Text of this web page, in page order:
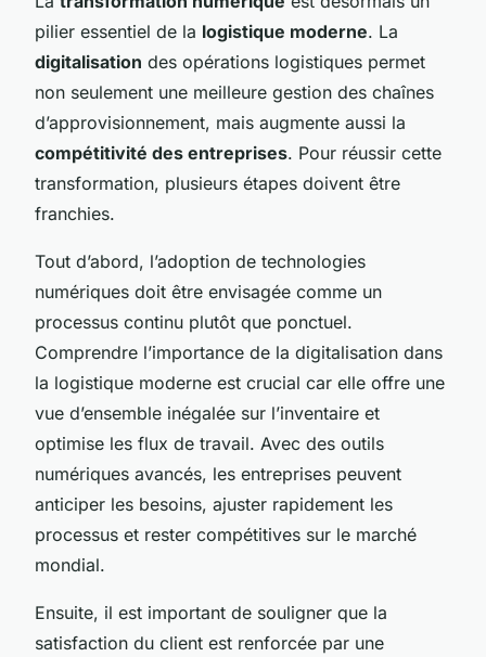
pilier essentiel de la logistique moderne. La
digitalisation des opérations logistiques permet
non seulement une meilleure gestion des chaînes
d’approvisionnement, mais augmente aussi la
compétitivité des entreprises. Pour réussir cette
transformation, plusieurs étapes doivent être
franchies.
Tout d’abord, l’adoption de technologies
numériques doit être envisagée comme un
processus continu plutôt que ponctuel.
Comprendre l’importance de la digitalisation dans
la logistique moderne est crucial car elle offre une
vue d’ensemble inégalée sur l’inventaire et
optimise les flux de travail. Avec des outils
numériques avancés, les entreprises peuvent
anticiper les besoins, ajuster rapidement les
processus et rester compétitives sur le marché
mondial.
Ensuite, il est important de souligner que la
satisfaction du client est renforcée par une